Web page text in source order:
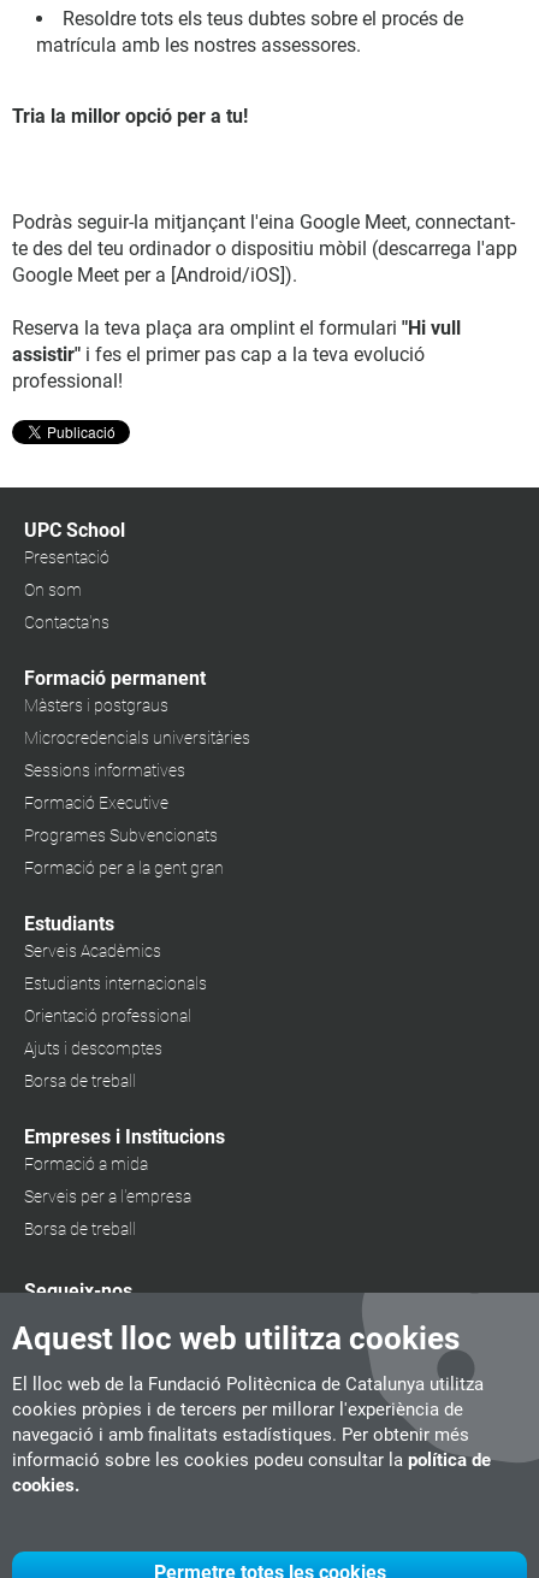
Aquest lloc web utilitza cookies
El lloc web de la Fundació Politècnica de Catalunya utilitza
cookies pròpies i de tercers per millorar l'experiència de
navegació i amb finalitats estadístiques. Per obtenir més
informació sobre les cookies podeu consultar la política de
cookies.
Permetre totes les cookies
Resoldre tots els teus dubtes sobre el procés de
matrícula amb les nostres assessores.
Tria la millor opció per a tu!
Podràs seguir-la mitjançant l'eina Google Meet, connectant-
te des del teu ordinador o dispositiu mòbil (descarrega l'app
Google Meet per a [Android/iOS]).
Reserva la teva plaça ara omplint el formulari "Hi vull
assistir" i fes el primer pas cap a la teva evolució
professional!
UPC School
Presentació
On som
Contacta'ns
Formació permanent
Màsters i postgraus
Microcredencials universitàries
Sessions informatives
Formació Executive
Programes Subvencionats
Formació per a la gent gran
Estudiants
Serveis Acadèmics
Estudiants internacionals
Orientació professional
Ajuts i descomptes
Borsa de treball
Empreses i Institucions
Formació a mida
Serveis per a l'empresa
Borsa de treball
Segueix-nos